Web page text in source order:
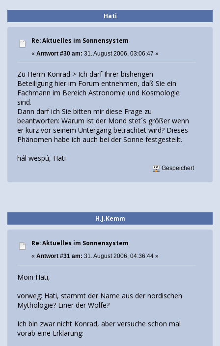
Hati
Re: Aktuelles im Sonnensystem
« Antwort #30 am: 31. August 2006, 03:06:47 »
Zu Herrn Konrad > Ich darf Ihrer bisherigen
Beteiligung hier im Forum entnehmen, daß Sie ein
Fachmann im Bereich Astronomie und Kosmologie
sind.
Dann darf ich Sie bitten mir diese Frage zu
beantworten: Warum ist der Mond stet´s größer wenn
er kurz vor seinem Untergang betrachtet wird? Dieses
Phänomen habe ich auch bei der Sonne festgestellt.
hál wespú, Hati
Gespeichert
H.J.Kemm
Re: Aktuelles im Sonnensystem
« Antwort #31 am: 31. August 2006, 04:36:44 »
Moin Hati,
vorweg: Hati, stammt der Name aus der nordischen
Mythologie? Einer der Wölfe?
Ich bin zwar nicht Konrad, aber versuche schon mal
vorab eine Erklärung: